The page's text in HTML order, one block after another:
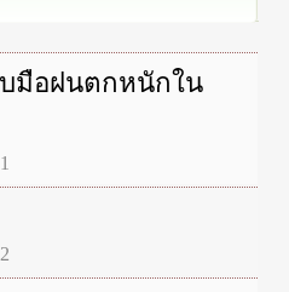
มือฝนตกหนักใน
1
2